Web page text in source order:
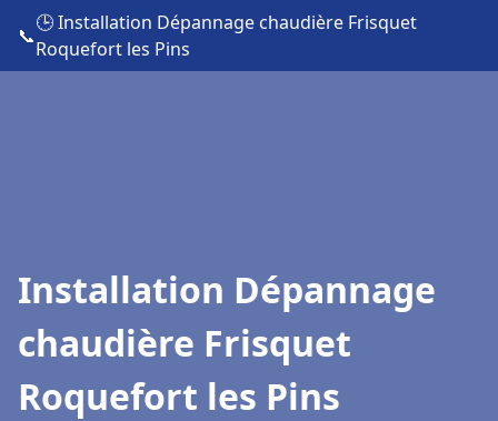
📞
🕒 Installation Dépannage chaudière Frisquet
Roquefort les Pins
Installation Dépannage
chaudière Frisquet
Roquefort les Pins